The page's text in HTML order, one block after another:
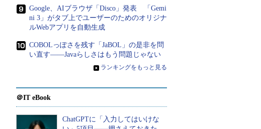
Google、AIブラウザ「Disco」発表 「Gemi
ni 3」がタブ上でユーザーのためのオリジナ
ルWebアプリを自動生成
COBOLっぽさを残す「JaBOL」の是非を問
い直す――Javaらしさはもう問題じゃない
» ランキングをもっと見る
＠IT eBook
ChatGPTに「入力してはいけな